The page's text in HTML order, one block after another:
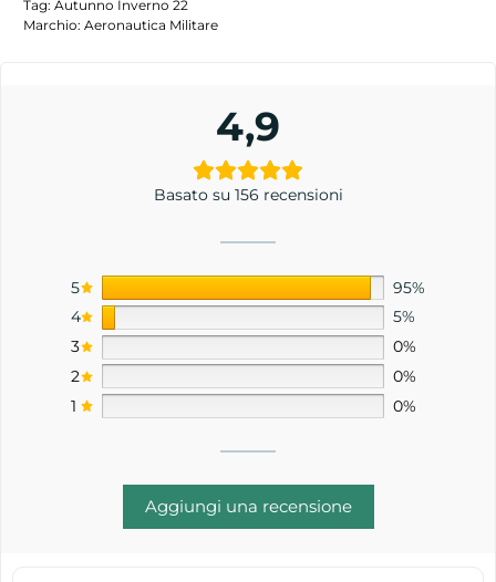
Tag: Autunno Inverno 22
Marchio: Aeronautica Militare
4,9
Basato su 156 recensioni
5
95%
4
5%
3
0%
2
0%
1
0%
Aggiungi una recensione